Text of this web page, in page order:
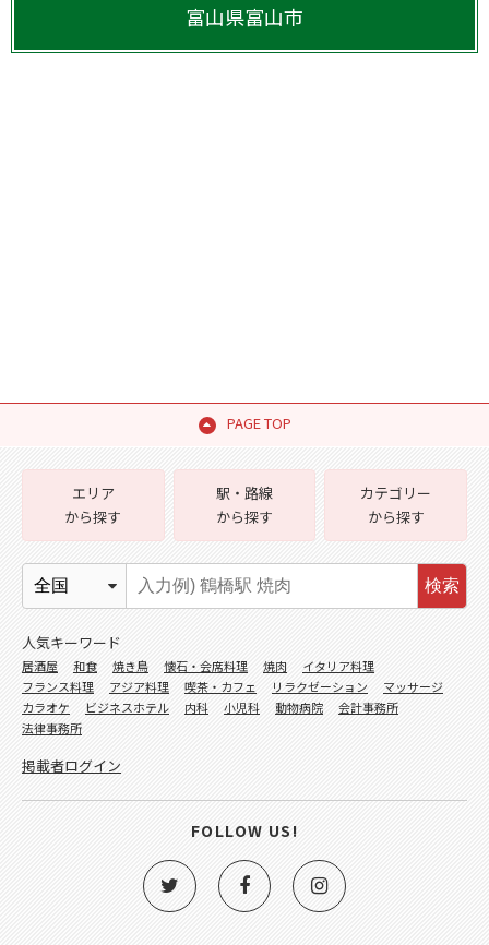
富山県富山市
PAGE TOP
エリア
から探す
駅・路線
から探す
カテゴリー
から探す
検索
人気キーワード
居酒屋 和食 焼き鳥 懐石・会席料理 焼肉
イタリア料理
フランス料理
アジア料理 喫茶・カフェ リラクゼーション
マッサージ
カラオケ
ビジネスホテル 内科 小児科 動物病院
会計事務所
法律事務所
掲載者ログイン
FOLLOW US!